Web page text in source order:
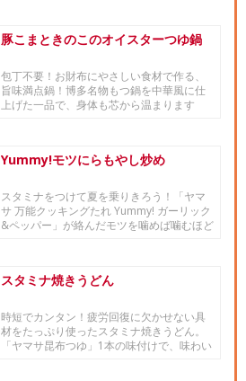
豚こまときのこのオイスターつゆ鍋
包丁不要！お財布にやさしい食材で作る、
旨味満点鍋！博多名物もつ鍋を中華風に仕
上げた一品で、身体も芯から温まります
Yummy!モツにらもやし炒め
スタミナをつけて夏を乗りきろう！「ヤマ
サ 万能クッキングたれ Yummy! ガーリック
&ペッパー」が絡んだモツを噛めば噛むほど
スタミナ焼きうどん
時短でカンタン！疲労回復に欠かせない具
材をたっぷり使ったスタミナ焼きうどん。
「ヤマサ昆布つゆ」1本の味付けで、味わい